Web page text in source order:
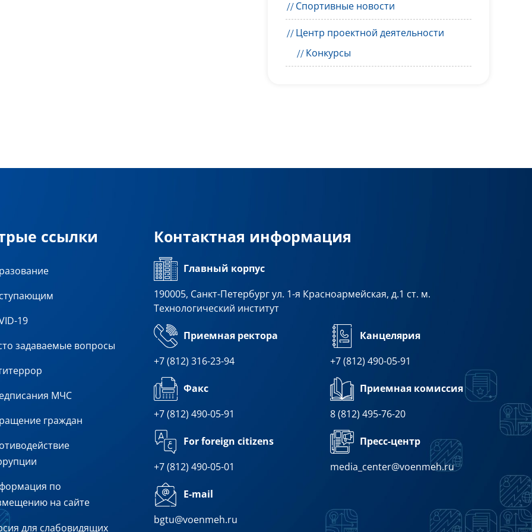
Спортивные новости
Центр проектной деятельности
Конкурсы
ссылки
19
задаваемые вопросы
МЧС
граждан
по
на сайте
для слабовидящих
Контактная информация
Главный корпус
190005, Санкт-Петербург ул. 1-я Красноармейская, д.1 ст. м.
Технологический институт
Приемная ректора
+7 (812) 316-23-94
Канцелярия
+7 (812) 490-05-91
Факс
+7 (812) 490-05-91
Приемная комиссия
8 (812) 495-76-20
For foreign citizens
+7 (812) 490-05-01
Пресс-центр
media_center@voenmeh.ru
E-mail
bgtu@voenmeh.ru